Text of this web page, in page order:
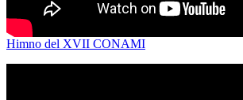
Himno del XVII CONAMI